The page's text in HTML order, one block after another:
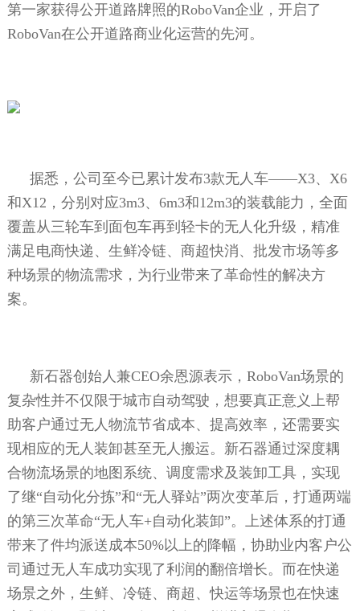
第一家获得公开道路牌照的RoboVan企业，开启了
RoboVan在公开道路商业化运营的先河。
据悉，公司至今已累计发布3款无人车——X3、 X6
和X12 ，分别对应3m3、 6m3和12m3的装载能力，全面
覆盖从三轮车到面包车再到轻卡的无人化升级，精准
满足电商快递、生鲜冷链、商超快消、批发市场等多
种场景的物流需求，为行业带来了革命性的解决方
案。
新石器创始人兼CEO余恩源表示， RoboVan场景的
复杂性并不仅限于城市自动驾驶，想要真正意义上帮
助客户通过无人物流节省成本、提高效率，还需要实
现相应的无人装卸甚至无人搬运。新石器通过深度耦
合物流场景的地图系统、调度需求及装卸工具，实现
了继“自动化分拣”和“无人驿站”两次变革后，打通两端
的第三次革命“无人车+自动化装卸”。上述体系的打通
带来了件均派送成本50%以上的降幅，协助业内客户公
司通过无人车成功实现了利润的翻倍增长。而在快递
场景之外，生鲜、冷链、商超、快运等场景也在快速